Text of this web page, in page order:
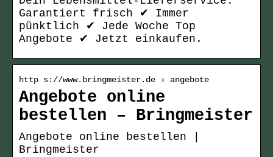
Garantiert frisch ✔ Immer
pünktlich ✔ Jede Woche Top
Angebote ✔ Jetzt einkaufen.
http s://www.bringmeister.de › angebote
Angebote online
bestellen – Bringmeister
Angebote online bestellen |
Bringmeister